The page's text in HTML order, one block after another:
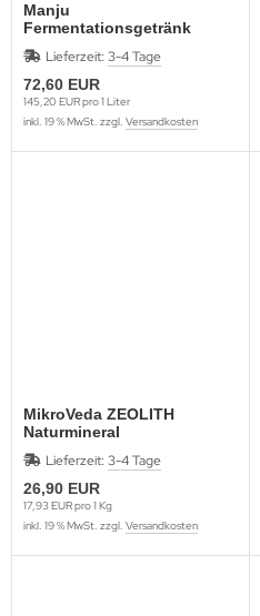
Manju
Fermentationsgetränk
500ml Flasche
Lieferzeit: 3-4 Tage
72,60 EUR
145,20 EUR pro 1 Liter
inkl. 19 % MwSt. zzgl. Versandkosten
MikroVeda ZEOLITH
Naturmineral
Lieferzeit: 3-4 Tage
26,90 EUR
17,93 EUR pro 1 Kg
inkl. 19 % MwSt. zzgl. Versandkosten